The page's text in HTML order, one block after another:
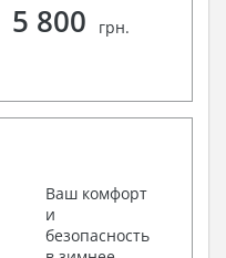
5 800 грн.
Ваш комфорт
и
безопасность